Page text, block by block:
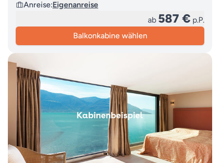
Anreise:Eigenanreise
ab 587 € p.P.
Balkonkabine wählen